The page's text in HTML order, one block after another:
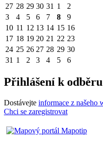
27 28 29 30 31 1
2
3
4 5 6 7 8
9
10 11 12 13 14 15 16
17 18 19 20 21 22 23
24 25 26 27 28 29 30
31 1 2 3 4 5 6
Přihlášení k
Dostávejte informace z našeho
Chci se zaregistrovat